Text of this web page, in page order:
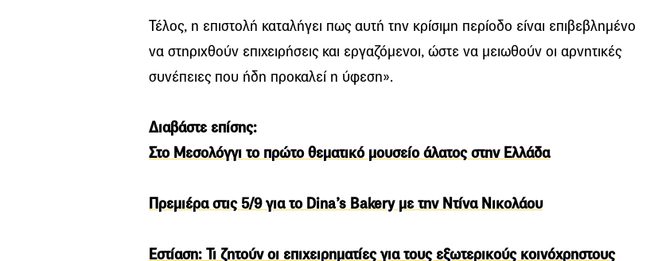
Τέλος, η επιστολή καταλήγει πως αυτή την κρίσιμη περίοδο είναι επιβεβλημένο
να στηριχθούν επιχειρήσεις και εργαζόμενοι, ώστε να μειωθούν οι αρνητικές
συνέπειες που ήδη προκαλεί η ύφεση».
Διαβάστε επίσης:
Στο Μεσολόγγι το πρώτο θεματικό μουσείο άλατος στην Ελλάδα
Πρεμιέρα στις 5/9 για το Dina’s Bakery με την Ντίνα Νικολάου
Εστίαση: Τι ζητούν οι επιχειρηματίες για τους εξωτερικούς κοινόχρηστους